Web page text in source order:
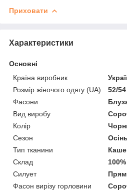
Приховати
Характеристики
Основні
Країна виробник
Розмір жіночого одягу (UA)
52/54
Фасони
Вид виробу
Колір
Сезон
Тип тканини
Склад
Силует
Фасон вирізу горловини